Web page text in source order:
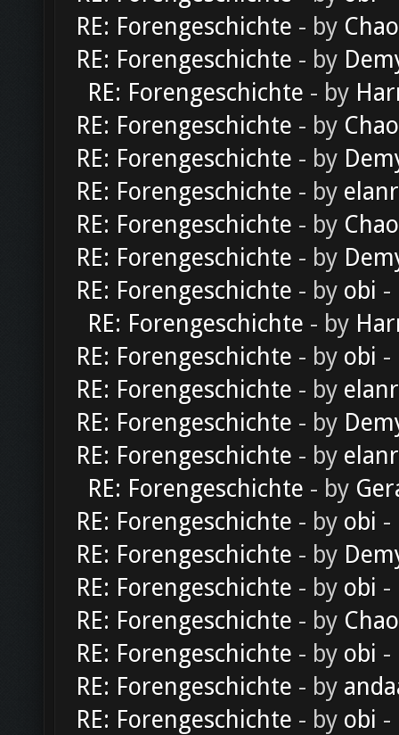
RE: Forengeschichte - by
RE: Forengeschichte - by
RE: Forengeschichte - by
RE: Forengeschichte - by
RE: Forengeschichte - by
RE: Forengeschichte - by
RE: Forengeschichte - by
RE: Forengeschichte - by
RE: Forengeschichte - by obi -
RE: Forengeschichte - by
RE: Forengeschichte - by obi -
RE: Forengeschichte - by
RE: Forengeschichte - by
RE: Forengeschichte - by
RE: Forengeschichte - by
RE: Forengeschichte - by obi -
RE: Forengeschichte - by
RE: Forengeschichte - by obi -
RE: Forengeschichte - by
RE: Forengeschichte - by obi -
RE: Forengeschichte - by
RE: Forengeschichte - by obi -